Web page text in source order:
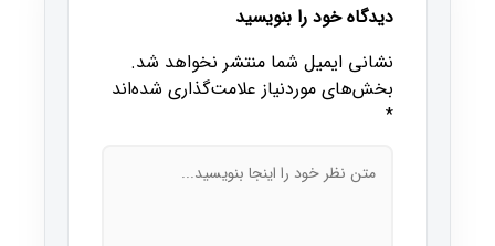
دیدگاه خود را بنویسید
نشانی ایمیل شما منتشر نخواهد شد.
بخش‌های موردنیاز علامت‌گذاری شده‌اند
*